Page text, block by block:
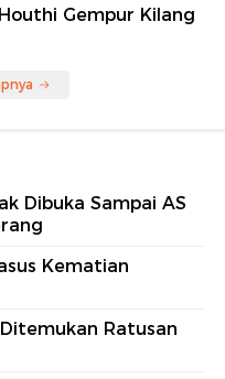
Gempur Kilang
Dibuka Sampai AS
Kematian
Ratusan